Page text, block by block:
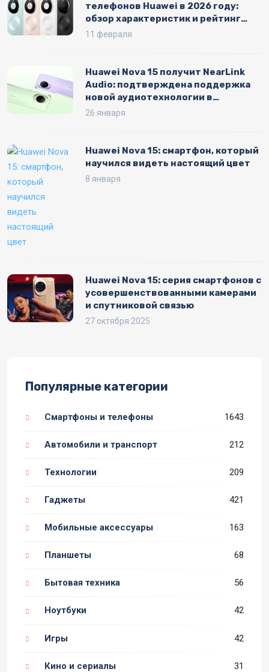
телефонов Huawei в 2026 году:
обзор характеристик и рейтинг
продаж
11 февраля
Huawei Nova 15 получит NearLink
Audio: подтверждена поддержка
новой аудиотехнологии в
HarmonyOS
26 января
Huawei Nova 15: смартфон, который
научился видеть настоящий цвет
8 января
Huawei Nova 15: серия смартфонов с
усовершенствованными камерами
и спутниковой связью
27 октября 2025
Популярные категории
Смартфоны и телефоны 1643
Автомобили и транспорт 212
Технологии 209
Гаджеты 421
Мобильные аксессуары 163
Планшеты 68
Бытовая техника 56
Ноутбуки 42
Игры 42
Кино и сериалы 31